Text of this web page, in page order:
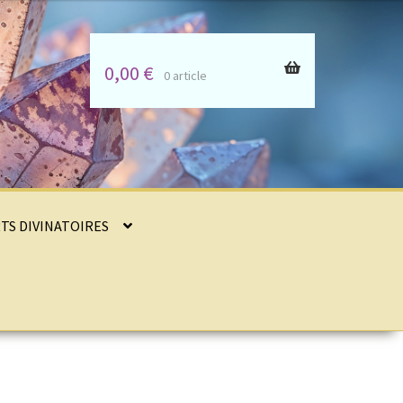
DIVINATOIRES
0,00 € 0 article